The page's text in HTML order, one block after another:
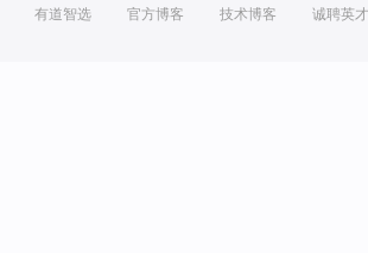
有道智选 官方博客 技术博客 诚聘英才